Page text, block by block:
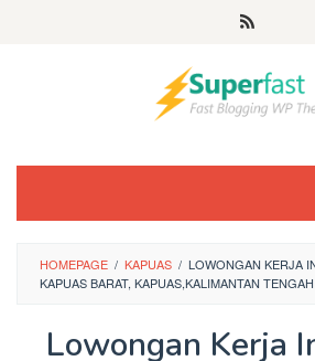
HOMEPAGE / KAPUAS / LOWONGAN KERJA
KAPUAS BARAT, KAPUAS,KALIMANTAN TENGAH
Lowongan Kerja